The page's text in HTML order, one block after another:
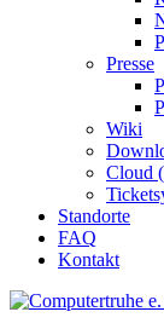
Presse
Wiki
Cloud
Standorte
FAQ
Kontakt